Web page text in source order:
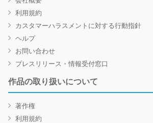
利用規約
カスタマーハラスメントに対する行動指針
ヘルプ
お問い合わせ
プレスリリース・情報受付窓口
作品の取り扱いについて
著作権
利用規約